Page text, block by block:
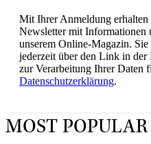
Mit Ihrer Anmeldung erhalten
Newsletter mit Informationen
unserem Online-Magazin.
jederzeit über den Link in
zur Verarbeitung Ihrer Daten
Datenschutzerklärung.
MOST POPULAR